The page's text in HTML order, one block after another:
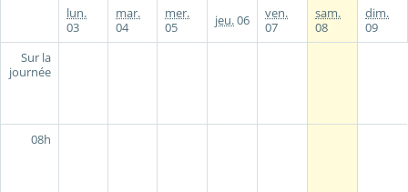
lun.
03
mar.
04
mer.
05
jeu.06
ven.
07
sam.
08
dim.
09
Sur la
journée
08h